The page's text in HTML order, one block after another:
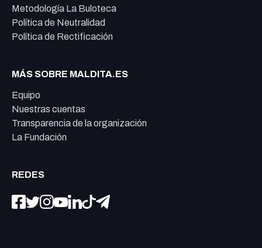
Metodología La Buloteca
Política de Neutralidad
Política de Rectificación
MÁS SOBRE MALDITA.ES
Equipo
Nuestras cuentas
Transparencia de la organización
La Fundación
REDES